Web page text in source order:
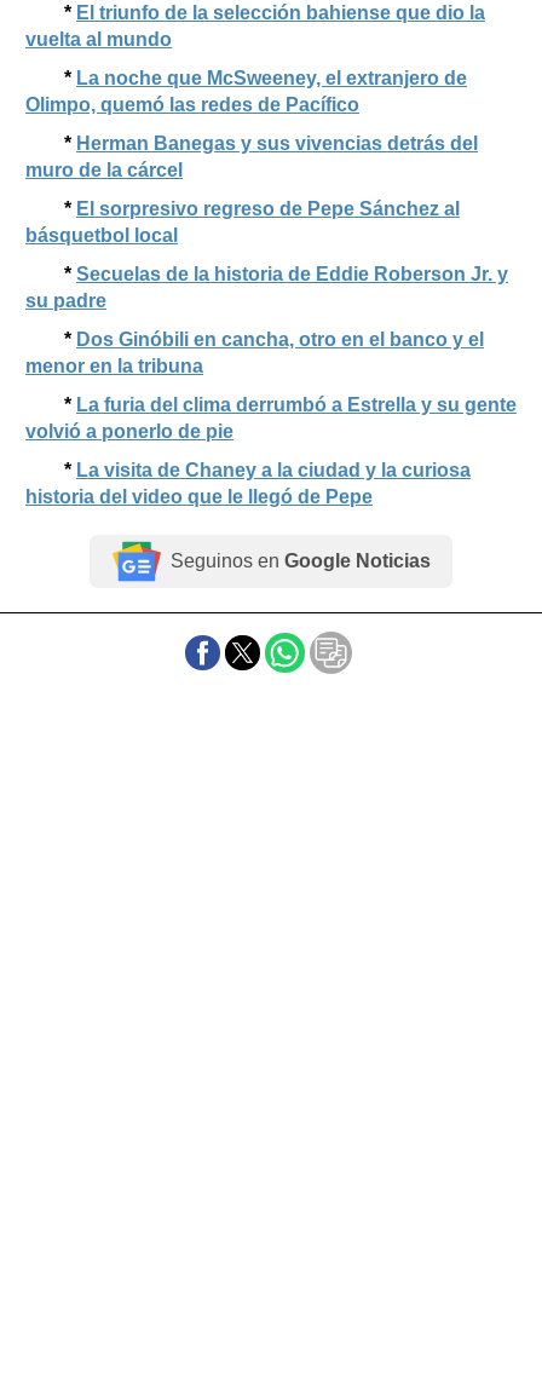
* El triunfo de la selección bahiense que dio la
vuelta al mundo
* La noche que McSweeney, el extranjero de
Olimpo, quemó las redes de Pacífico
* Herman Banegas y sus vivencias detrás del
muro de la cárcel
* El sorpresivo regreso de Pepe Sánchez al
básquetbol local
* Secuelas de la historia de Eddie Roberson Jr. y
su padre
* Dos Ginóbili en cancha, otro en el banco y el
menor en la tribuna
* La furia del clima derrumbó a Estrella y su gente
volvió a ponerlo de pie
* La visita de Chaney a la ciudad y la curiosa
historia del video que le llegó de Pepe
Seguinos en Google Noticias